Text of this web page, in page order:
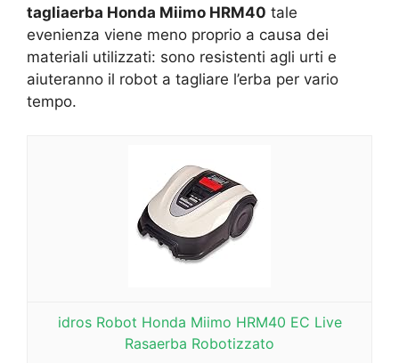
tagliaerba Honda Miimo HRM40 tale
evenienza viene meno proprio a causa dei
materiali utilizzati: sono resistenti agli urti e
aiuteranno il robot a tagliare l’erba per vario
tempo.
idros Robot Honda Miimo HRM40 EC Live
Rasaerba Robotizzato